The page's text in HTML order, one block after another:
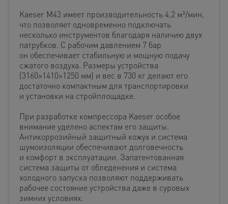
Kaeser M43 имеет производительность 4,2 м³/мин,
что позволяет одновременно подключать
несколько инструментов благодаря наличию двух
патрубков. С рабочим давлением 7 бар
он обеспечивает стабильную и мощную подачу
сжатого воздуха. Размеры устройства
(3160×1410×1250 мм) и вес в 730 кг делают его
достаточно компактным для транспортировки
и установки на стройплощадке.
При разработке компрессора Kaeser особое
внимание уделено аспектам его защиты.
Антикоррозийный защитный кожух и система
шумоизоляции обеспечивают долговечность
и комфорт в эксплуатации. Запатентованная
система защиты от обледенения и система
холодного запуска позволяют поддерживать
рабочее состояние устройства даже в суровых
зимних условиях.